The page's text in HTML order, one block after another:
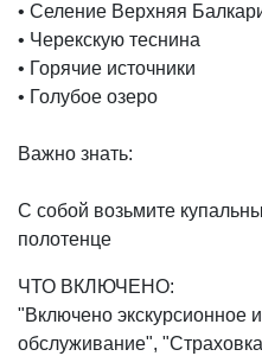
• Селение Верхняя
• Черекскую теснина
• Горячие источники
• Голубое озеро
Важно знать:
С собой возьмите
полотенце
ЧТО ВКЛЮЧЕНО:
"Включено экскурсионное
обслуживание",